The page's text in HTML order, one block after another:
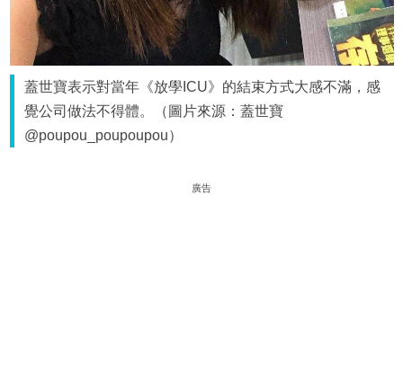
蓋世寶表示對當年《放學ICU》的結束方式大感不滿，感
覺公司做法不得體。（圖片來源：蓋世寶
@poupou_poupoupou）
廣告